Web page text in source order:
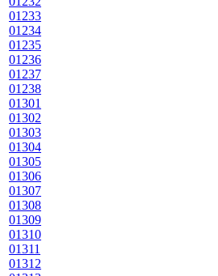
01233
01234
01235
01236
01237
01238
01301
01302
01303
01304
01305
01306
01307
01308
01309
01310
01311
01312